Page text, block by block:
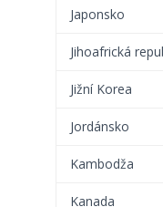
Japonsko
Jihoafrická
Jižní Korea
Jordánsko
Kambodža
Kanada